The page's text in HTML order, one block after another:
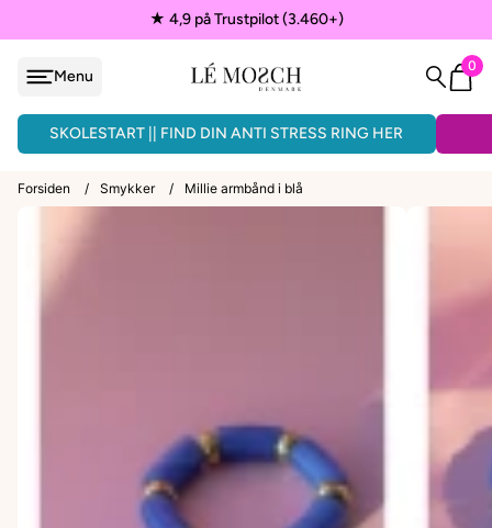
★ 4,9 på Trustpilot (3.460+)
Menu
0
SKOLESTART || FIND DIN ANTI STRESS RING HER
ARMBÅND - 3 FOR 150KR.
Forsiden / Smykker / Millie armbånd i blå